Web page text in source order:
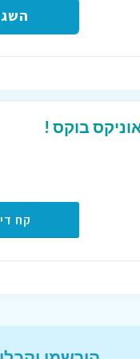
בוקס !
קח